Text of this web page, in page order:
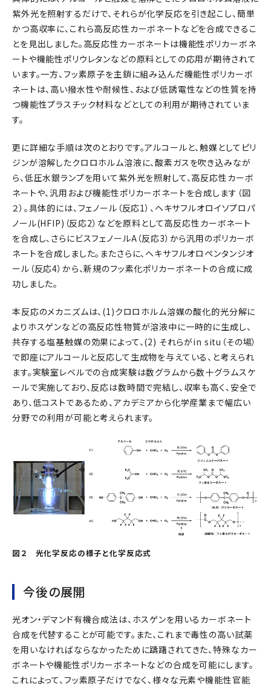
紫外光を照射するだけで、それらが化学反応を引き起こし、簡単
かつ高収率に、これら高反応性カーボネートなどを合成できるこ
とを見出しました。高反応性カーボネートは機能性ポリカーボネ
ートや機能性ポリウレタンなどの原料としての応用が期待されて
います。一方、フッ素原子を主鎖に組み込んだ機能性ポリカーボ
ネートは、高い撥水性や耐候性、および低誘電性などの性質を持
つ機能性プラスチック材料などとしての利用が期待されていま
す。
更に詳細な手順は次のとおりです。アルコールと、触媒としてピリ
ジンが溶解したクロロホルム溶液に、酸素ガスを吹き込みなが
ら、低圧水銀ランプを用いて紫外光を照射して、高反応性カーボ
ネートや、汎用および機能性ポリカーボネートを合成します（図
２）。具体的には、フェノール（反応1）、ヘキサフルオロイソプロパ
ノール(HFIP)（反応2）などを原料として高反応性カーボネート
を合成し、さらにビスフェノールA（反応3）から汎用のポリカーボ
ネートを合成しました。またさらに、ヘキサフルオロペンタンジオ
ール（反応4）から、新規のフッ素化ポリカーボネートの合成に成
功しました。
本反応のメカニズムは、(1)クロロホルム溶媒の酸化的光分解に
よりホスゲンなどの高反応性物質が溶液中に一時的に生成し、
共存する塩基触媒の効果によって、(2) それらがin situ（その場）
で即座にアルコールと反応して生成物を与えている、と考えられ
ます。実験室レベルでの合成実験は数グラムから数十グラムスケ
ールで実施しており、反応は数時間で完結し、収率も高く、安全で
あり、低コストであるため、アカデミアから化学産業まで幅広い
分野での利用が可能と考えられます。
図２ 光化学反応の様子と化学反応式
今後の展開
光オン・デマンド有機合成法は、ホスゲンを用いるカーボネート
合成を代替することが可能です。また、これまで毒性の高い試薬
を用いなければならなかったために躊躇されてきた、特殊なカー
ボネートや機能性ポリカーボネートなどの合成を可能にします。
これによって、フッ素原子だけでなく、様々な元素や機能性官能